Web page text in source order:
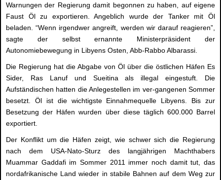
Warnungen der Regierung damit begonnen zu haben, auf eigene
Faust Öl zu exportieren. Angeblich wurde der Tanker mit Öl
beladen. “Wenn irgendwer angreift, werden wir darauf reagieren”,
sagte der selbst ernannte Ministerpräsident der
Autonomiebewegung in Libyens Osten, Abb-Rabbo Albarassi.
Die Regierung hat die Abgabe von Öl über die östlichen Häfen Es
Sider, Ras Lanuf und Sueitina als illegal eingestuft. Die
Aufständischen hatten die Anlegestellen im ver-gangenen Sommer
besetzt. Öl ist die wichtigste Einnahmequelle Libyens. Bis zur
Besetzung der Häfen wurden über diese täglich 600.000 Barrel
exportiert.
Der Konflikt um die Häfen zeigt, wie schwer sich die Regierung
nach dem USA-Nato-Sturz des langjährigen Machthabers
Muammar Gaddafi im Sommer 2011 immer noch damit tut, das
nordafrikanische Land wieder in stabile Bahnen auf dem Weg zur